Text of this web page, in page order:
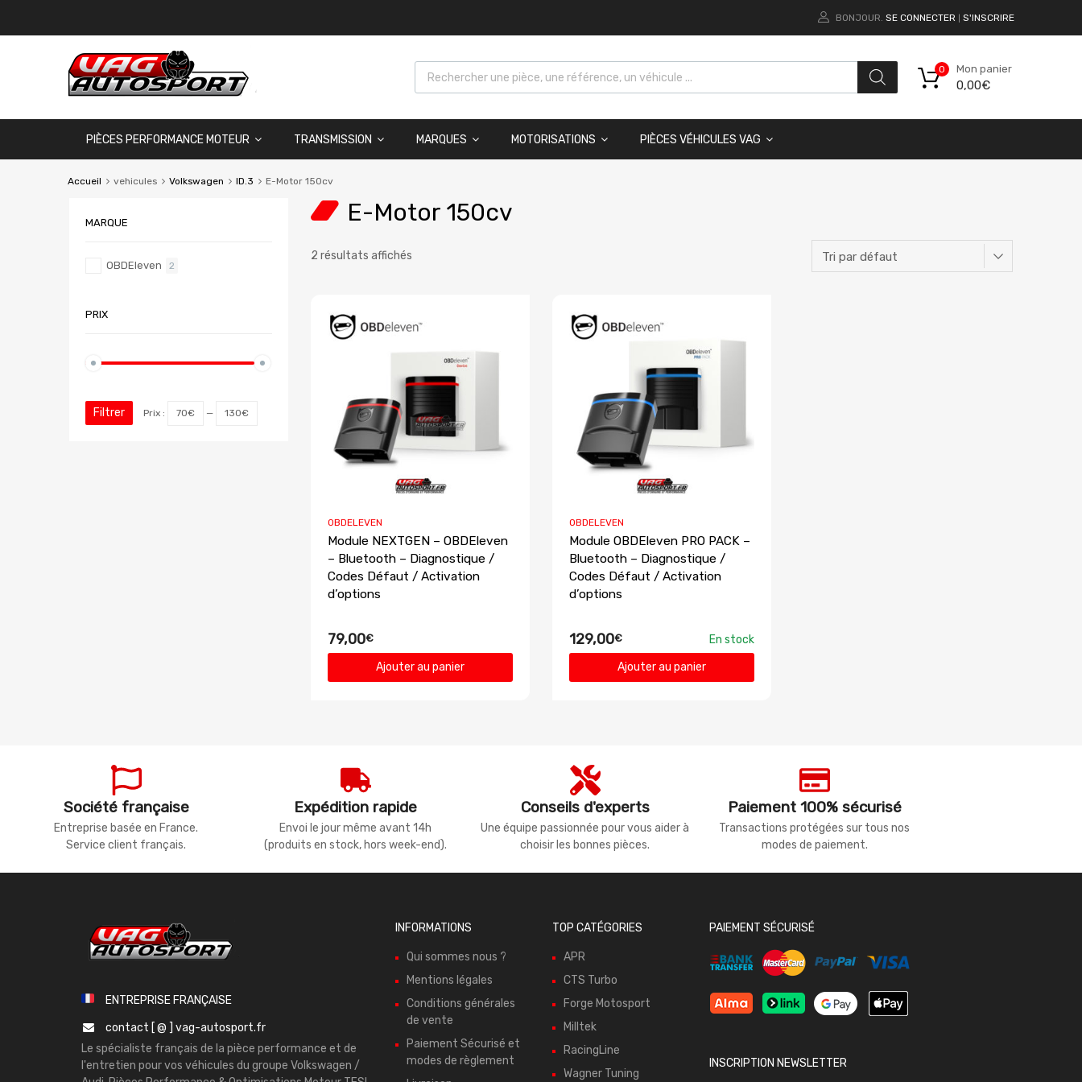
BONJOUR. SE CONNECTER S'INSCRIRE
Mon panier
0,00€
0
PIÈCES PERFORMANCE MOTEUR TRANSMISSION MARQUES MOTORISATIONS PIÈCES VÉHICULES VAG
Accueil vehicules Volkswagen ID.3 E-Motor 150cv
E-Motor 150cv
2 résultats affichés
OBDELEVEN
Module NEXTGEN – OBDEleven
– Bluetooth – Diagnostique /
Codes Défaut / Activation
d’options
79,00€
Ajouter au panier
OBDELEVEN
Module OBDEleven PRO PACK –
Bluetooth – Diagnostique /
Codes Défaut / Activation
d’options
129,00€
En stock
Ajouter au panier
MARQUE
OBDEleven 2
PRIX
Filtrer Prix : 70€ — 130€
Société française
Entreprise basée en France.
Service client français.
Expédition rapide
Envoi le jour même avant 14h
(produits en stock, hors week-end).
Conseils d'experts
Une équipe passionnée pour vous aider à
choisir les bonnes pièces.
Paiement 100% sécurisé
Transactions protégées sur tous nos
modes de paiement.
ENTREPRISE FRANÇAISE
contact [ @ ] vag-autosport.fr
Le spécialiste français de la pièce performance et de
l'entretien pour vos véhicules du groupe Volkswagen /
INFORMATIONS
Qui sommes nous ?
Mentions légales
Conditions générales
de vente
Paiement Sécurisé et
modes de règlement
TOP CATÉGORIES
APR
CTS Turbo
Forge Motosport
Milltek
RacingLine
Wagner Tuning
PAIEMENT SÉCURISÉ
INSCRIPTION NEWSLETTER